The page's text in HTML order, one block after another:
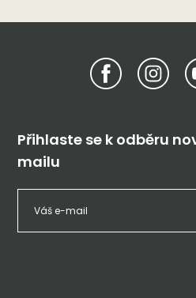
Přihlaste se k odběru
mailu